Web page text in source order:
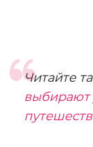
Читайте
выбирают